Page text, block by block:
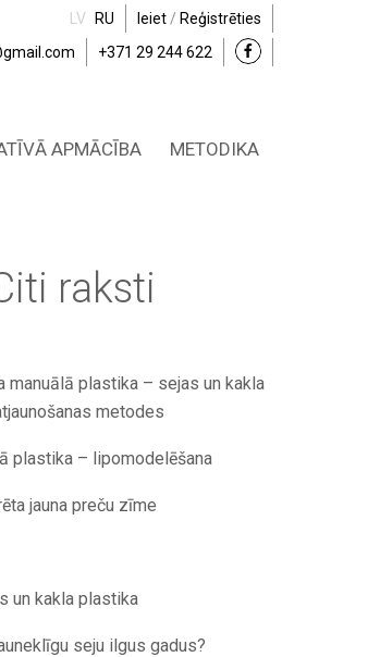
Ieiet / Reģistrēties
LV
RU
+371 29 244 622
APMĀCĪBA METODIKA
raksti
manuālā plastika – sejas un kakla
metodes
plastika – lipomodelēšana
jauna preču zīme
un kakla plastika
seju ilgus gadus?